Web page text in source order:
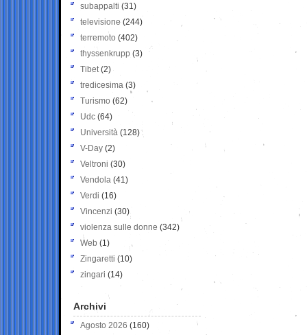
subappalti (31)
televisione(244)
terremoto (402)
thyssenkrupp (3)
Tibet(2)
tredicesima (3)
Turismo (62)
Udc (64)
Università (128)
V-Day (2)
Veltroni (30)
Vendola (41)
Verdi (16)
Vincenzi (30)
violenza sulle donne (342)
Web (1)
Zingaretti (10)
zingari (14)
Archivi
Agosto 2026 (160)